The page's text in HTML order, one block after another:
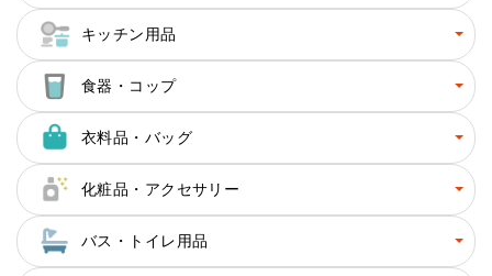
キッチン用品
食器・コップ
衣料品・バッグ
化粧品・アクセサリー
バス・トイレ用品